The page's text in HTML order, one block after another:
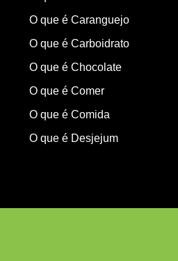
O que é Caranguejo
O que é Carboidrato
O que é Chocolate
O que é Comer
O que é Comida
O que é Desjejum